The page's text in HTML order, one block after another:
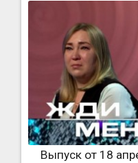
Выпуск от 18